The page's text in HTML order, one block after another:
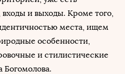
и выходы. Кроме того,
места, ищем
особенности,
и стилистические
Богомолова.